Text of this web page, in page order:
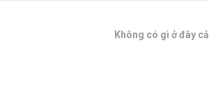
Không có gì ở đây cả